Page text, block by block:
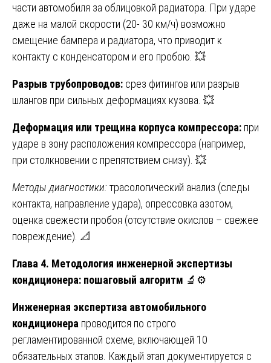
части автомобиля за облицовкой радиатора. При ударе
даже на малой скорости (20- 30 км/ч) возможно
смещение бампера и радиатора, что приводит к
контакту с конденсатором и его пробою. 💥
Разрыв трубопроводов: срез фитингов или разрыв
шлангов при сильных деформациях кузова. 💥
Деформация или трещина корпуса компрессора: при
ударе в зону расположения компрессора (например,
при столкновении с препятствием снизу). 💥
Методы диагностики: трасологический анализ (следы
контакта, направление удара), опрессовка азотом,
оценка свежести пробоя (отсутствие окислов – свежее
повреждение). 📐
Глава 4. Методология инженерной экспертизы
кондиционера: пошаговый алгоритм 🔬⚙️
Инженерная экспертиза автомобильного
кондиционера проводится по строго
регламентированной схеме, включающей 10
обязательных этапов. Каждый этап документируется с